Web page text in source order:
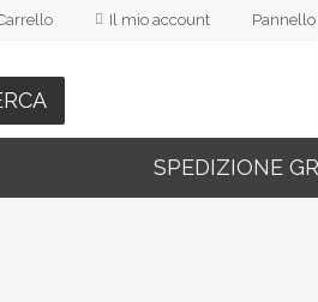
Il mio account Pannello
SPEDIZIONE